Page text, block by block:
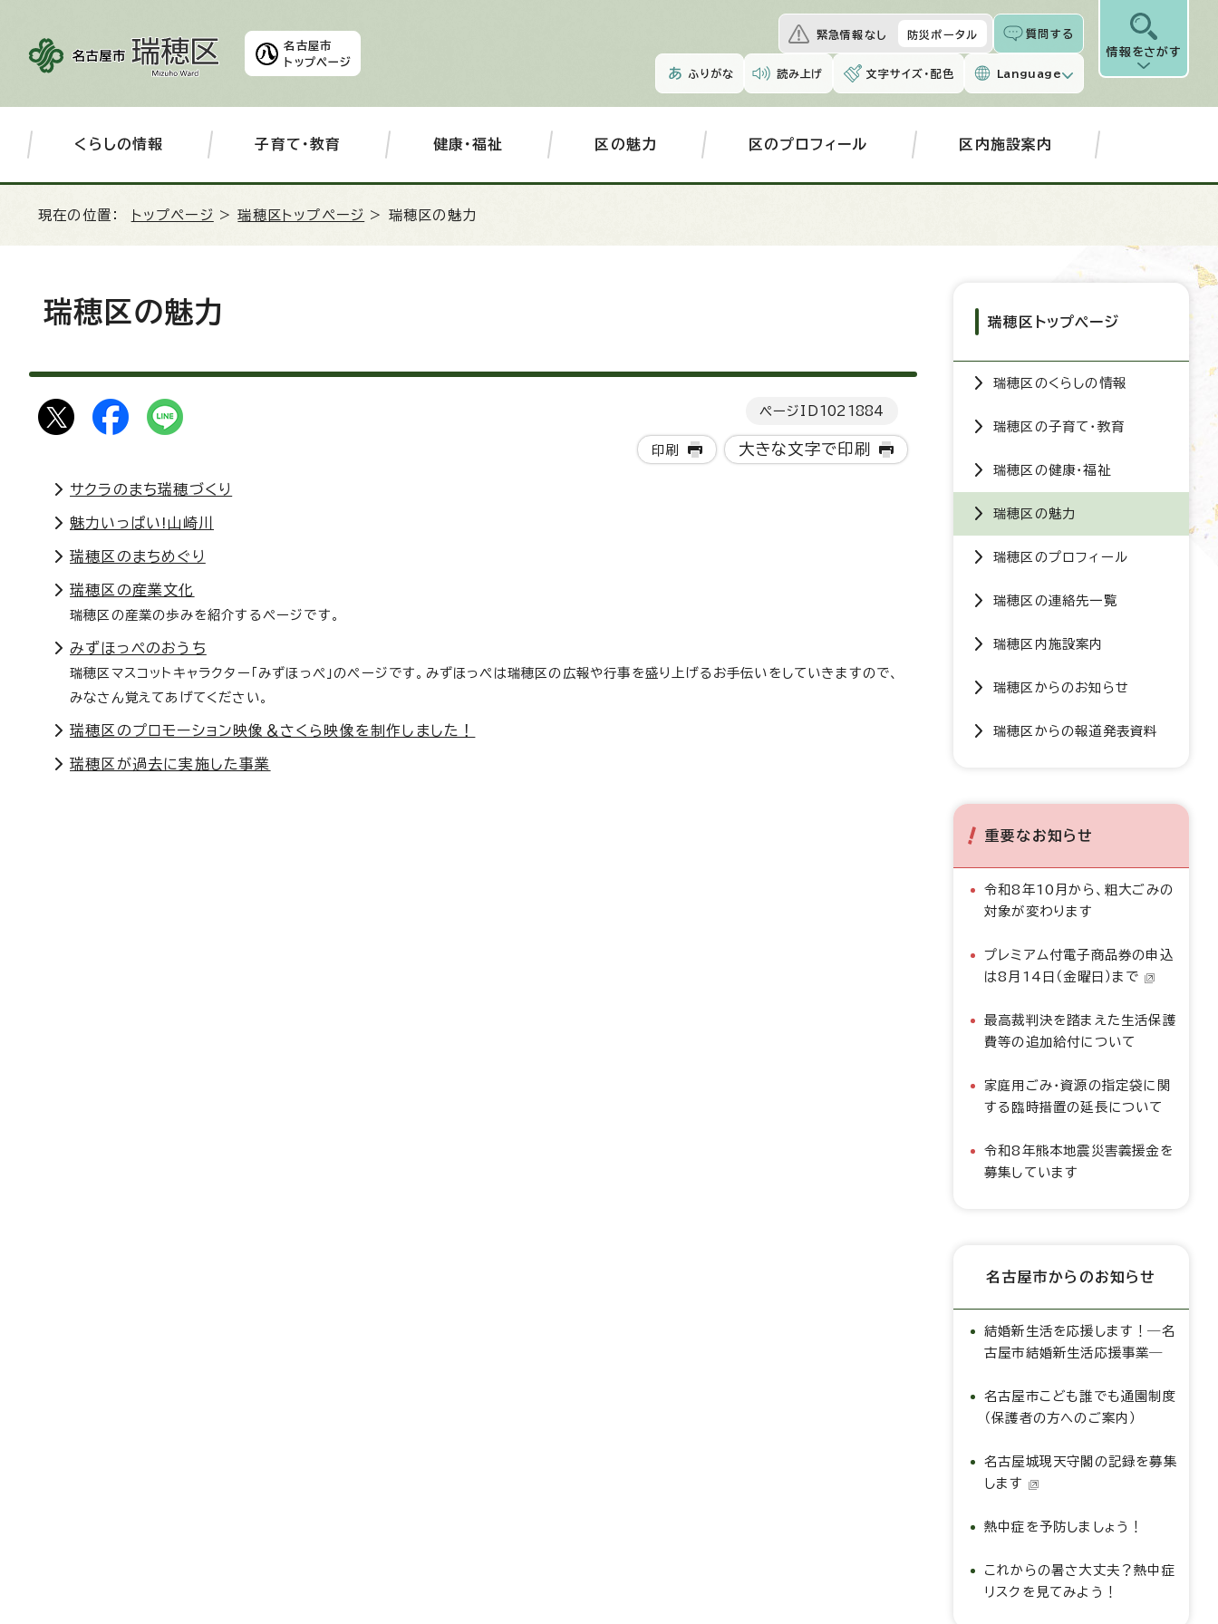
名古屋市
トップページ
緊急情報なし 防災ポータル 質問する
ふりがな 読み上げ 文字サイズ・配色 Language
情報をさがす
くらしの情報 子育て・教育 健康・福祉 区の魅力 区のプロフィール 区内施設案内
現在の位置： トップページ >瑞穂区トップページ > 瑞穂区の魅力
瑞穂区の魅力
ページID 1021884
印刷 大きな文字で印刷
サクラのまち瑞穂づくり
魅力いっぱい!山崎川
瑞穂区のまちめぐり
瑞穂区の産業文化
瑞穂区の産業の歩みを紹介するページです。
みずほっぺのおうち
瑞穂区マスコットキャラクター「みずほっぺ」のページです。みずほっぺは瑞穂区の広報や行事を盛り上げるお手伝いをしていきますので、
みなさん覚えてあげてください。
瑞穂区のプロモーション映像＆さくら映像を制作しました！
瑞穂区が過去に実施した事業
瑞穂区トップページ
瑞穂区のくらしの情報
瑞穂区の子育て・教育
瑞穂区の健康・福祉
瑞穂区の魅力
瑞穂区のプロフィール
瑞穂区の連絡先一覧
瑞穂区内施設案内
瑞穂区からのお知らせ
瑞穂区からの報道発表資料
重要なお知らせ
令和8年10月から、粗大ごみの
対象が変わります
プレミアム付電子商品券の申込
は8月14日（金曜日）まで
最高裁判決を踏まえた生活保護
費等の追加給付について
家庭用ごみ・資源の指定袋に関
する臨時措置の延長について
令和8年熊本地震災害義援金を
募集しています
名古屋市からのお知らせ
結婚新生活を応援します！―名
古屋市結婚新生活応援事業―
名古屋市こども誰でも通園制度
（保護者の方へのご案内）
名古屋城現天守閣の記録を募集
します
熱中症を予防しましょう！
これからの暑さ大丈夫？熱中症
リスクを見てみよう！